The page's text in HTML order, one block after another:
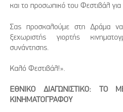
και το προσωπικό του Φεστιβάλ
Σας προσκαλούμε στη Δράμα να
ξεχωριστής γιορτής
συνάντησης.
Καλό Φεστιβάλ!».
ΕΘΝΙΚΟ ΔΙΑΓΩΝΙΣΤΙΚΟ: ΤΟ
ΚΙΝΗΜΑΤΟΓΡΑΦΟΥ